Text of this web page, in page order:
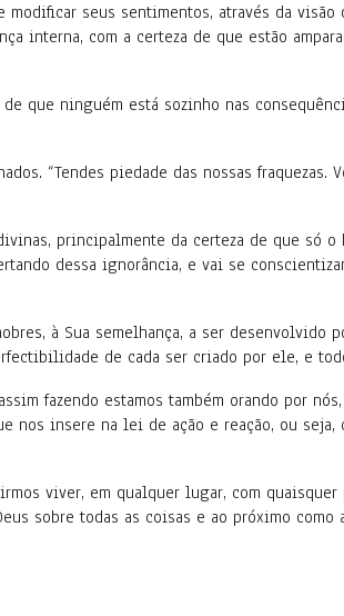
seus sentimentos, através da
interna, com a certeza de que estão
que ninguém está sozinho nas
“Tendes piedade das nossas fraquezas.
principalmente da certeza de que só o
dessa ignorância, e vai se
à Sua semelhança, a ser desenvolvido
de cada ser criado por ele, e
fazendo estamos também orando por
insere na lei de ação e reação, ou seja,
viver, em qualquer lugar, com quaisquer
sobre todas as coisas e ao próximo como